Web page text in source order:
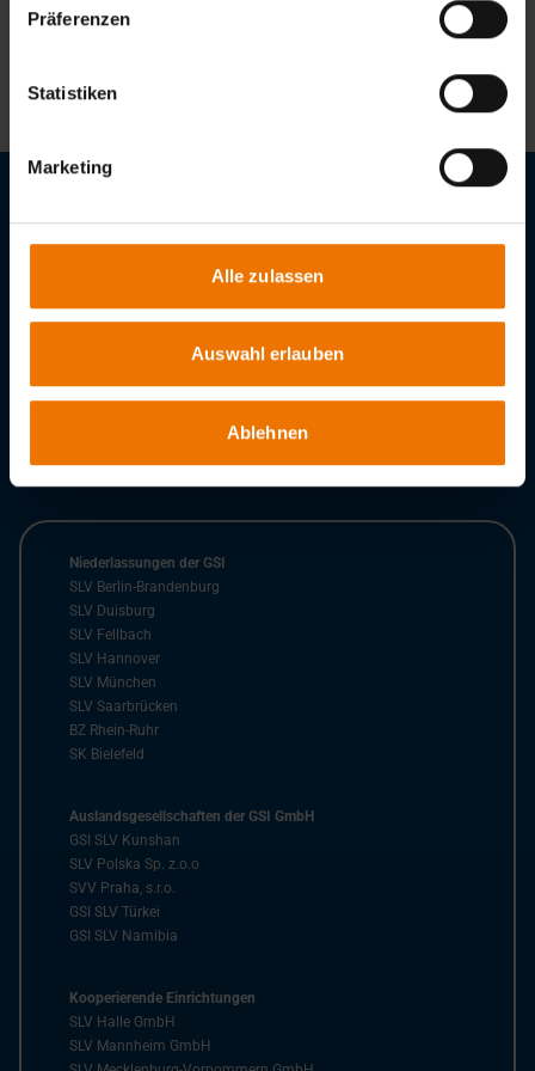
Präferenzen
Statistiken
Marketing
Alle zulassen
Auswahl erlauben
Ablehnen
bereits erbrachten Dienstleistungen im Vergleich zum
Gesamtumfang der im Vertrag vorgesehenen
47057Duisburg
E-Mail:info@gsi-slv.de
Niederlassungen der GSI
SLV Berlin-Brandenburg
SLV Duisburg
SLV Fellbach
SLV Hannover
SLV München
SLV Saarbrücken
BZ Rhein-Ruhr
SK Bielefeld
Auslandsgesellschaften der GSI GmbH
GSI SLV Kunshan
SLV Polska Sp. z.o.o
SVV Praha, s.r.o.
GSI SLV Türkei
GSI SLV Namibia
Kooperierende Einrichtungen
SLV Halle GmbH
SLV Mannheim GmbH